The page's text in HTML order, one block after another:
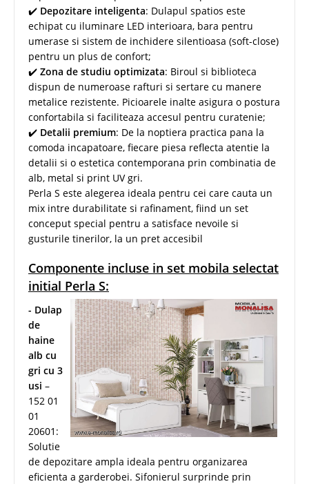
✔️ Depozitare inteligenta: Dulapul spatios este
echipat cu iluminare LED interioara, bara pentru
umerase si sistem de inchidere silentioasa (soft-close)
pentru un plus de confort;
✔️ Zona de studiu optimizata: Biroul si biblioteca
dispun de numeroase rafturi si sertare cu manere
metalice rezistente. Picioarele inalte asigura o postura
confortabila si faciliteaza accesul pentru curatenie;
✔️ Detalii premium: De la noptiera practica pana la
comoda incapatoare, fiecare piesa reflecta atentie la
detalii si o estetica contemporana prin combinatia de
alb, metal si print UV gri.
Perla S este alegerea ideala pentru cei care cauta un
mix intre durabilitate si rafinament, fiind un set
conceput special pentru a satisface nevoile si
gusturile tinerilor, la un pret accesibil
Componente incluse in set mobila selectat
initial Perla S:
- Dulap
de
haine
alb cu
gri cu 3
usi –
152 01
01
20601:
Solutie
de depozitare ampla ideala pentru organizarea
eficienta a garderobei. Sifonierul surprinde prin